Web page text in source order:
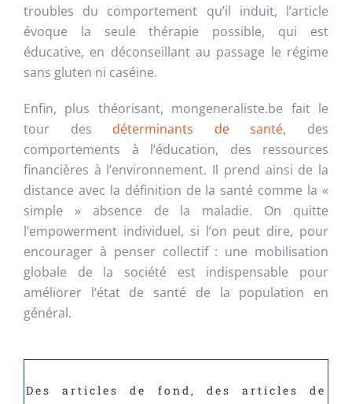
troubles du comportement qu’il induit, l’article
évoque la seule thérapie possible, qui est
éducative, en déconseillant au passage le régime
sans gluten ni caséine.
Enfin, plus théorisant, mongeneraliste.be fait le
tour des déterminants de santé, des
comportements à l’éducation, des ressources
financières à l’environnement. Il prend ainsi de la
distance avec la définition de la santé comme la «
simple » absence de la maladie. On quitte
l’empowerment individuel, si l’on peut dire, pour
encourager à penser collectif : une mobilisation
globale de la société est indispensable pour
améliorer l’état de santé de la population en
général.
Des articles de fond, des articles de